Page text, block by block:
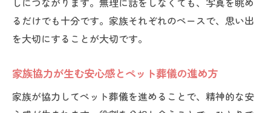
るだけでも十分です。家族それぞれのペースで、思い出
を大切にすることが大切です。
家族協力が生む安心感とペット葬儀の進め方
家族が協力してペット葬儀を進めることで、精神的な安